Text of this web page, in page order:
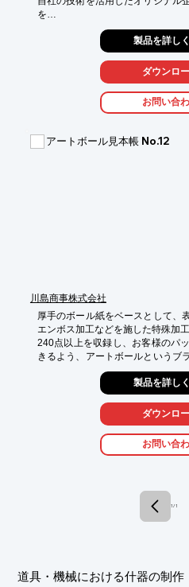
を
積極的に進めています。
リードフックのイメージを一新し
得ている「プリケツ」やオフィス
キャスターストッパー「ヒト☆フ
ゴムや樹脂の特性を知り尽くして
製品を詳し
ダウンロ
お問い合
アートボール見本帳 No.12
川島商事株式会社
厚手のボール紙をベースとして、
エンボス加工などを施した特殊加
240点以上を収録し、お客様のパ
きるよう、アートボールというブ
常備在庫しています。
色々な形に抜型で抜いて箱の形に
けでなく仕切などにも対応いたし
金銀、アルミボールや食品対応の
数収録しています。
画像では質感が伝わらないと思わ
元にお取り寄せください。
製品を詳し
ダウンロ
お問い合
1 / 1
道具・機械における什器の制作